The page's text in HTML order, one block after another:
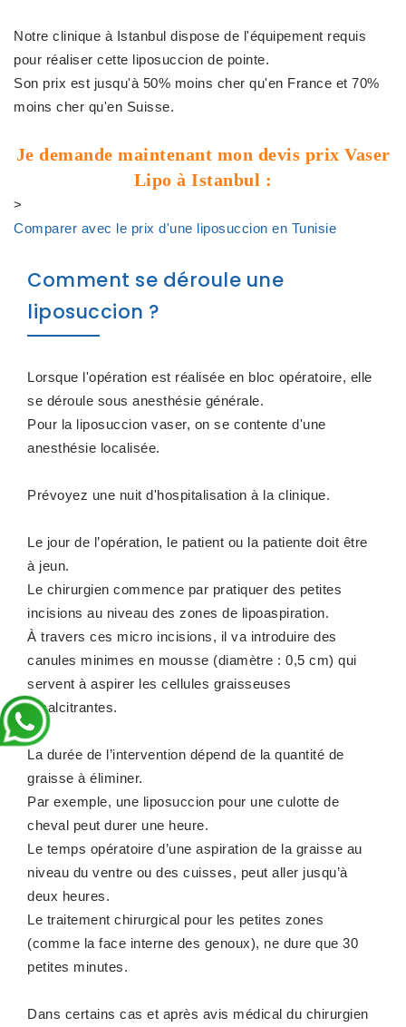
Notre clinique à Istanbul dispose de l'équipement requis
pour réaliser cette liposuccion de pointe.
Son prix est jusqu'à 50% moins cher qu'en France et 70%
moins cher qu'en Suisse.
Je demande maintenant mon devis prix Vaser
Lipo à Istanbul :
>
Comparer avec le prix d'une liposuccion en Tunisie
Comment se déroule une
liposuccion ?
Lorsque l'opération est réalisée en bloc opératoire, elle
se déroule sous anesthésie générale.
Pour la liposuccion vaser, on se contente d'une
anesthésie localisée.
Prévoyez une nuit d'hospitalisation à la clinique.
Le jour de l’opération, le patient ou la patiente doit être
à jeun.
Le chirurgien commence par pratiquer des petites
incisions au niveau des zones de lipoaspiration.
À travers ces micro incisions, il va introduire des
canules minimes en mousse (diamètre : 0,5 cm) qui
servent à aspirer les cellules graisseuses
récalcitrantes.
La durée de l’intervention dépend de la quantité de
graisse à éliminer.
Par exemple, une liposuccion pour une culotte de
cheval peut durer une heure.
Le temps opératoire d’une aspiration de la graisse au
niveau du ventre ou des cuisses, peut aller jusqu’à
deux heures.
Le traitement chirurgical pour les petites zones
(comme la face interne des genoux), ne dure que 30
petites minutes.
Dans certains cas et après avis médical du chirurgien